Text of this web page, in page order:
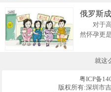
俄罗斯
对于高
然怀孕更
就这
粤ICP备
版权所有:深圳市